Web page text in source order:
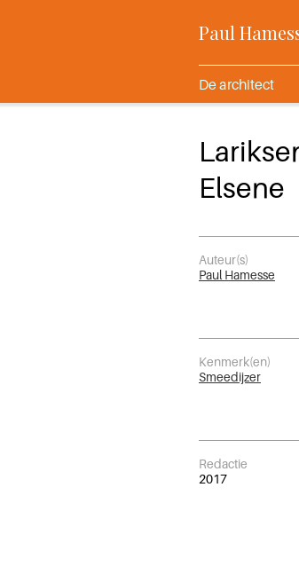
Paul
De architect
Elsene
Auteur(s)
Paul Hamesse
Kenmerk(en)
Smeedijzer
Redactie
2017